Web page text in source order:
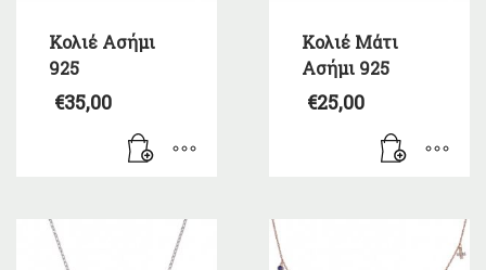
Κολιέ Ασήμι
925
€35,00
Κολιέ Μάτι
Ασήμι 925
€25,00